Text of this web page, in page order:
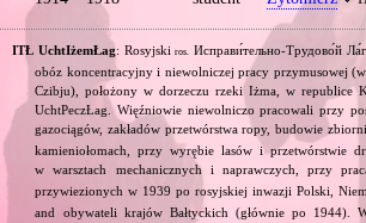
ITŁ UchtIżemŁag: Rosyjskiros. Исправи́тельно‐Трудово́й
obóz koncentracyjny i niewolniczej pracy przymusowej
Czibju), położony w dorzeczu rzeki Iżma, w republice
UchtPeczŁag. Więźniowie niewolniczo pracowali przy
gazociągów, zakładów przetwórstwa ropy, budowie
kamieniołomach, przy wyrębie lasów i przetwórstwie
w warsztach mechanicznych i naprawczych, przy
przywiezionych w 1939 po rosyjskiej inwazji Polski,
and obywateli krajów Bałtyckich (głównie po 1944).